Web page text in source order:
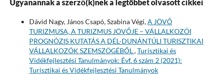
Ugyanannak a szerző(k)nek a legtöbbet olvasott cikkei
Dávid Nagy, János Csapó, Szabina Végi,A JÖVŐ
TURIZMUSA, A TURIZMUS JÖVŐJE – VÁLLALKOZÓI
PROGNÓZIS KUTATÁS A DÉL-DUNÁNTÚLI TURISZTIKAI
VÁLLALKOZÓK SZEMSZÖGÉBŐL,Turisztikai és
Vidékfejlesztési Tanulmányok: Évf. 6 szám 2 (2021):
Turisztikai és Vidékfejlesztési Tanulmányok